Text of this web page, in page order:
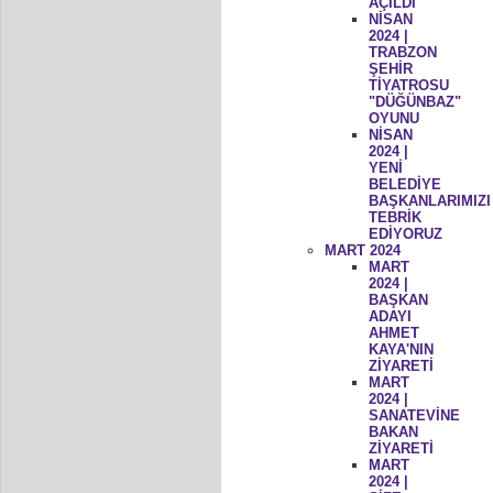
NİSAN
2024 |
TRABZON
ŞEHİR
TİYATROSU
"DÜĞÜNBAZ"
OYUNU
NİSAN
2024 |
YENİ
BELEDİYE
BAŞKANLARIMIZI
TEBRİK
EDİYORUZ
MART 2024
MART
2024 |
BAŞKAN
ADAYI
AHMET
KAYA'NIN
ZİYARETİ
MART
2024 |
SANATEVİNE
BAKAN
ZİYARETİ
MART
2024 |